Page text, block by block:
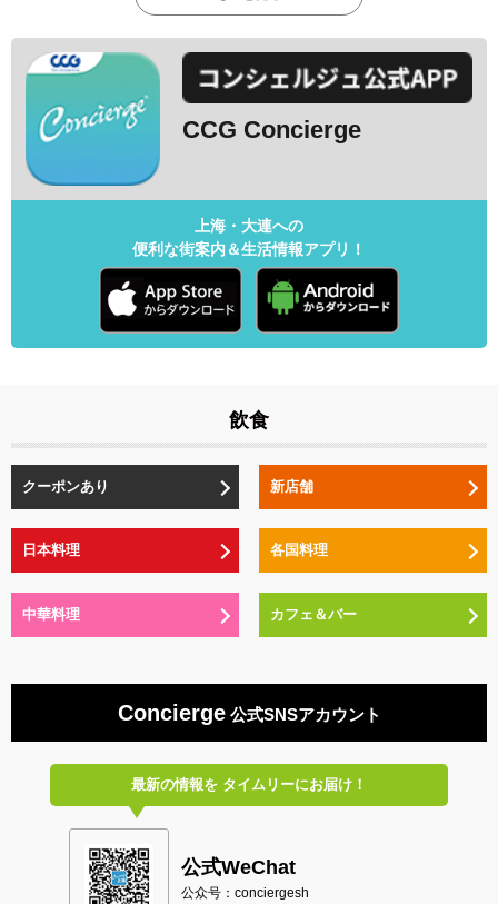
CCG Concierge
上海・大連への
便利な街案内＆生活情報アプリ！
飲食
クーポンあり 新店舗
日本料理 各国料理
中華料理 カフェ＆バー
Concierge公式SNSアカウント
最新の情報をタイムリーにお届け！
公式WeChat
公众号：conciergesh